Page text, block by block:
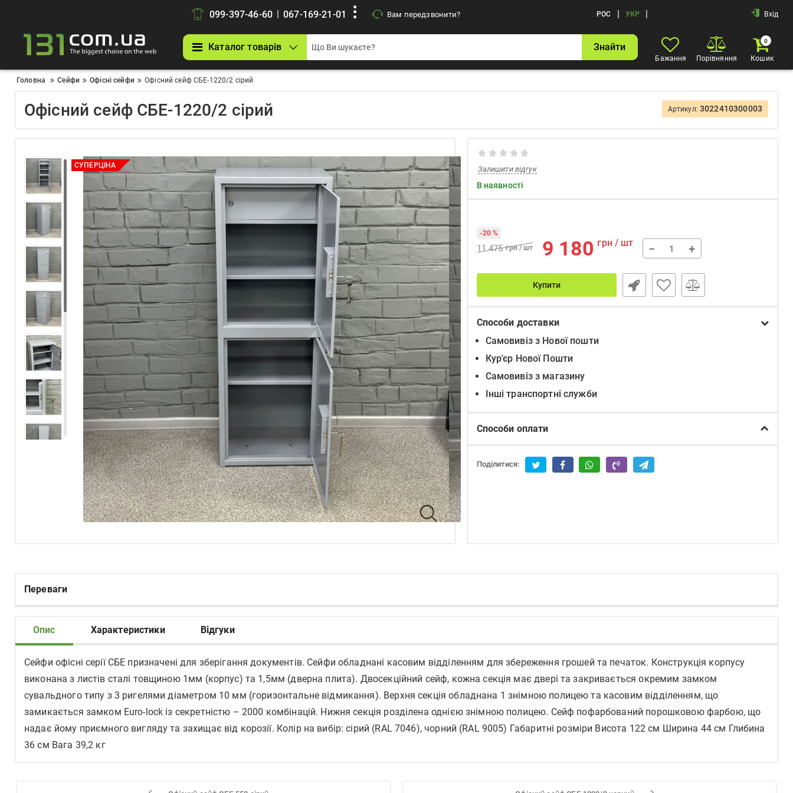
099-397-46-60 | 067-169-21-01 Вам передзвонити? РОС | УКР | Вхід
Каталог товарів Знайти
Бажання Порівняння
0
Кошик
Головна Сейфи Офісні сейфи Офісний сейф СБЕ-1220/2 сірий
Офісний сейф СБЕ-1220/2 сірий Артикул:3022410300003
СУПЕРЦІНА Залишити відгук
В наявності
11 475 грн / шт 9 180 грн / шт
-20 %
− +
Купити
Способи доставки
Самовивіз з Нової пошти
Кур'єр Нової Пошти
Самовивіз з магазину
Інші транспортні служби
Способи оплати
Поділитися:
Переваги
Опис Характеристики Відгуки
Сейфи офісні серії СБЕ призначені для зберігання документів. Сейфи обладнані касовим відділенням для збереження грошей та печаток. Конструкція корпусу
виконана з листів сталі товщиною 1мм (корпус) та 1,5мм (дверна плита). Двосекційний сейф, кожна секція має двері та закривається окремим замком
сувальдного типу з 3 ригелями діаметром 10 мм (горизонтальне відмикання). Верхня секція обладнана 1 знімною полицею та касовим відділенням, що
замикається замком Euro-lock із секретністю – 2000 комбінацій. Нижня секція розділена однією знімною полицею. Сейф пофарбований порошковою фарбою, що
надає йому приємного вигляду та захищає від корозії. Колір на вибір: сірий (RAL 7046), чорний (RAL 9005) Габаритні розміри Висота 122 см Ширина 44 см Глибина
36 см Вага 39,2 кг